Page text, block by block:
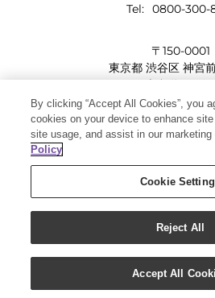
Tel: 0800-300-
〒150-0001
東京都 渋谷区 神宮
表参道LHビ
Copyright 2019 - Young Living
FacebookTwitter
By clicking “Accept All Cookies”, you
cookies on your device to enhance
site usage, and assist in our marketing
Policy
Cookie
Reject All
Accept All